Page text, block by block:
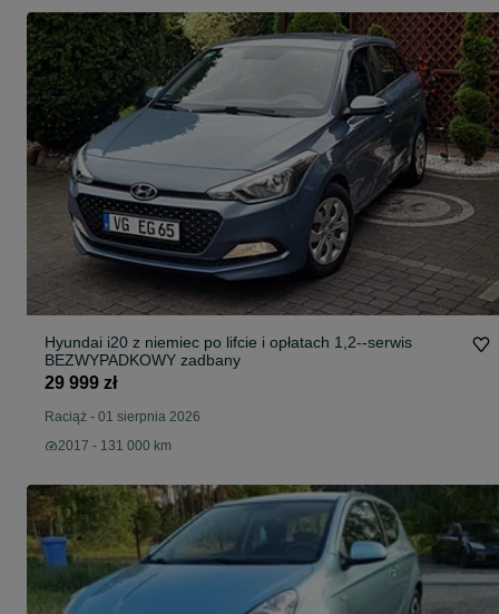
Hyundai i20 z niemiec po lifcie i opłatach 1,2--serwis
BEZWYPADKOWY zadbany
29 999 zł
Raciąż - 01 sierpnia 2026
2017 - 131 000 km